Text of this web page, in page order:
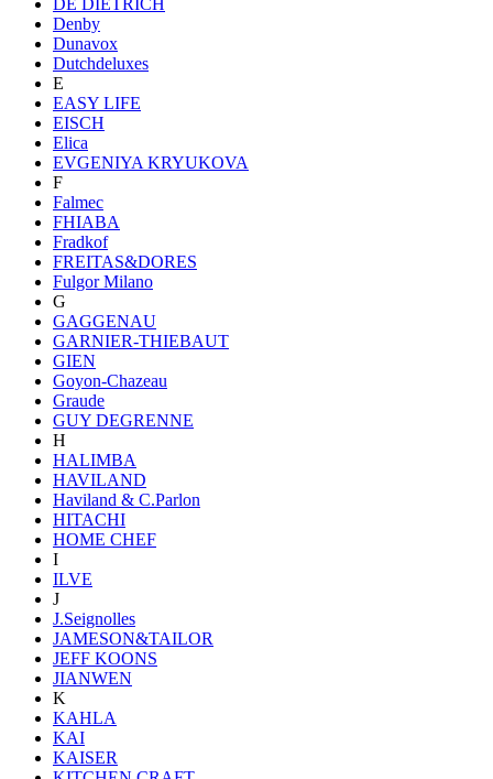
Denby
Dunavox
Dutchdeluxes
E
EASY LIFE
EISCH
Elica
EVGENIYA KRYUKOVA
F
Falmec
FHIABA
Fradkof
FREITAS&DORES
Fulgor Milano
G
GAGGENAU
GARNIER-THIEBAUT
GIEN
Goyon-Chazeau
Graude
GUY DEGRENNE
H
HALIMBA
HAVILAND
Haviland & C.Parlon
HITACHI
HOME CHEF
I
ILVE
J
J.Seignolles
JAMESON&TAILOR
JEFF KOONS
JIANWEN
K
KAHLA
KAI
KAISER